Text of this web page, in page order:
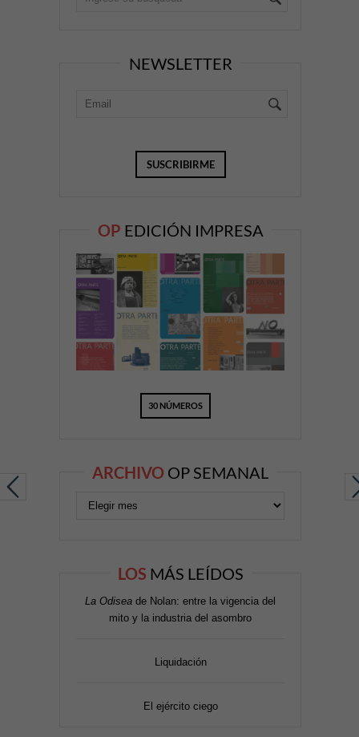
NEWSLETTER
OP EDICIÓN IMPRESA
30 NÚMEROS
ARCHIVO OP SEMANAL
LOS MÁS LEÍDOS
La Odisea de Nolan: entre la vigencia del
mito y la industria del asombro
Liquidación
El ejército ciego